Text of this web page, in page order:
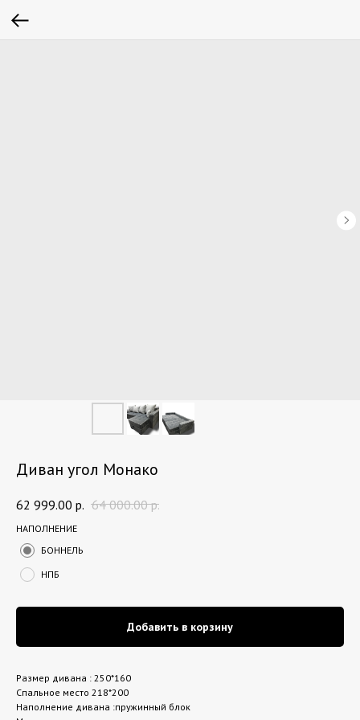
Диван угол Монако
62 999.00 р. 64 000.00 р.
НАПОЛНЕНИЕ
БОННЕЛЬ
НПБ
Добавить в корзину
Размер дивана : 250*160
Спальное место 218*200
Наполнение дивана :пружинный блок